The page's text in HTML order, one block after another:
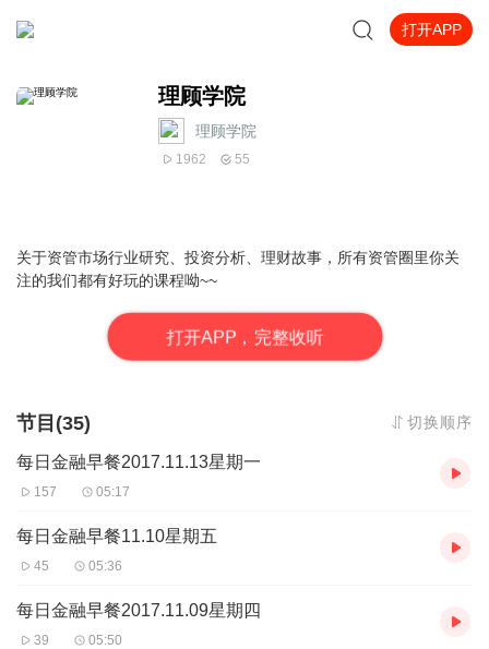
打开APP
理顾学院
理顾学院
1962 55
关于资管市场行业研究、投资分析、理财故事，所有资管圈里你关
注的我们都有好玩的课程呦~~
打开APP，完整收听
节目(35) 切换顺序
每日金融早餐2017.11.13星期一
157 05:17
每日金融早餐11.10星期五
45 05:36
每日金融早餐2017.11.09星期四
39 05:50